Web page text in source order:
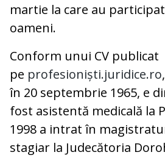
martie la care au
oameni.
Conform unui CV publicat
pe profesioniști.juridice.ro
în 20 septembrie 1965, e
fost asistentă medicală la
1998 a intrat în
stagiar la Judecătoria